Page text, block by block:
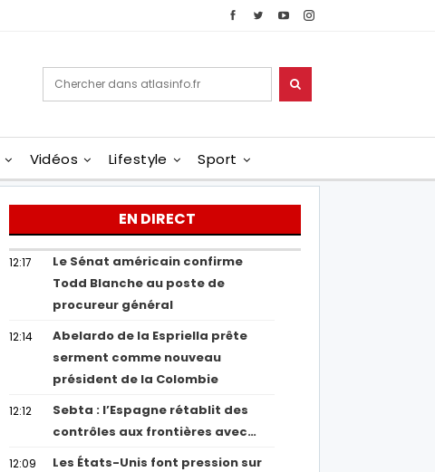
Vidéos Lifestyle Sport
EN DIRECT
12:17
Le Sénat américain confirme
Todd Blanche au poste de
procureur général
12:14
Abelardo de la Espriella prête
serment comme nouveau
président de la Colombie
12:12
Sebta : l’Espagne rétablit des
contrôles aux frontières avec…
12:09
Les États-Unis font pression sur